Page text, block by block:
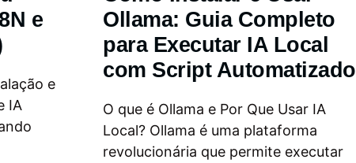
e
e
IA
Ollama: Guia Completo
para Executar IA Local
com Script Automatizado
O que é Ollama e Por Que Usar IA
Local? Ollama é uma plataforma
revolucionária que permite executar